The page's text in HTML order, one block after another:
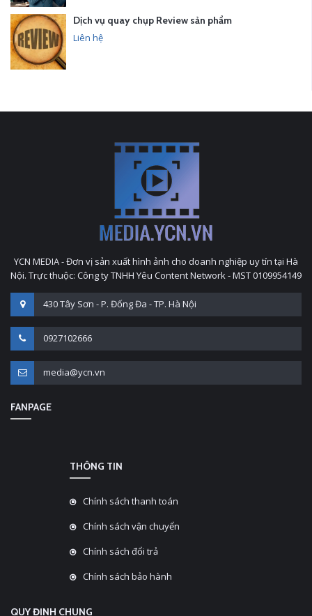
Dịch vụ quay chụp Review sản phẩm
Liên hệ
YCN MEDIA - Đơn vị sản xuất hình ảnh cho doanh nghiệp uy tín tại Hà
Nội. Trực thuộc: Công ty TNHH Yêu Content Network - MST 0109954149
430 Tây Sơn - P. Đống Đa - TP. Hà Nội
0927102666
media@ycn.vn
FANPAGE
THÔNG TIN
Chính sách thanh toán
Chính sách vận chuyển
Chính sách đổi trả
Chính sách bảo hành
QUY ĐỊNH CHUNG